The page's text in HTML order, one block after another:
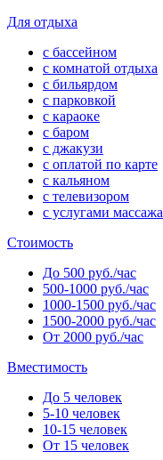
Для отдыха
с бассейном
с комнатой отдыха
с бильярдом
с парковкой
с караоке
с баром
с джакузи
с оплатой по карте
с кальяном
с телевизором
с услугами массажа
Стоимость
До 500 руб./час
500-1000 руб./час
1000-1500 руб./час
1500-2000 руб./час
От 2000 руб./час
Вместимость
До 5 человек
5-10 человек
10-15 человек
От 15 человек